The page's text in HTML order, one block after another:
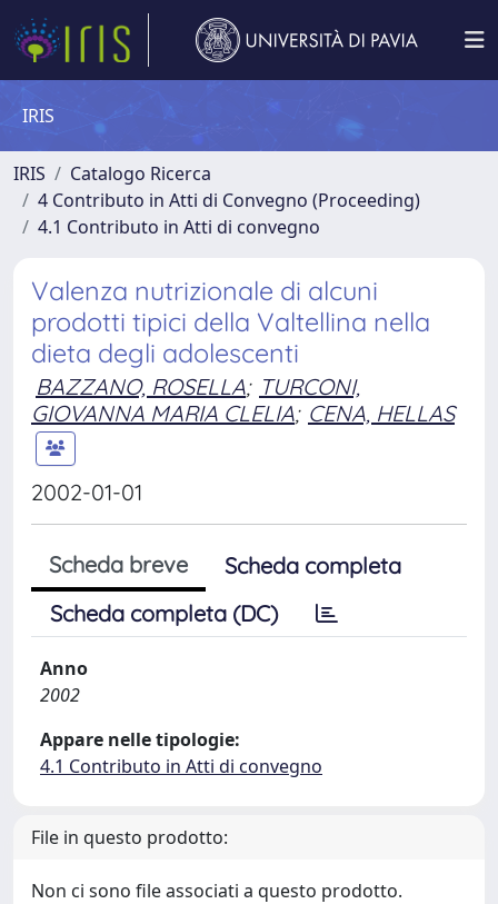
IRIS
IRIS
Catalogo Ricerca
4 Contributo in Atti di Convegno (Proceeding)
4.1 Contributo in Atti di convegno
Valenza nutrizionale di alcuni
prodotti tipici della Valtellina nella
dieta degli adolescenti
BAZZANO, ROSELLA; TURCONI,
GIOVANNA MARIA CLELIA; CENA, HELLAS
2002-01-01
Scheda breve
Scheda completa
Scheda completa (DC)
Anno
2002
Appare nelle tipologie:
4.1 Contributo in Atti di convegno
File in questo prodotto:
Non ci sono file associati a questo prodotto.